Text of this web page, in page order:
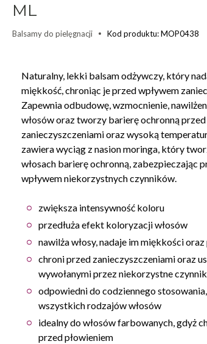
ML
Balsamy do pielęgnacji Kod produktu: MOP0438
Naturalny, lekki balsam odżywczy, który
miękkość, chroniąc je przed wpływem
Zapewnia odbudowę, wzmocnienie,
włosów oraz tworzy barierę ochronną przed
zanieczyszczeniami oraz wysoką
zawiera wyciąg z nasion moringa, który
włosach barierę ochronną, zabezpieczając
wpływem niekorzystnych czynników.
zwiększa intensywność koloru
przedłuża efekt koloryzacji włosów
nawilża włosy, nadaje im miękkości oraz
chroni przed zanieczyszczeniami oraz
wywołanymi przez niekorzystne
odpowiedni do codziennego
wszystkich rodzajów włosów
idealny do włosów farbowanych, gdyż
przed płowieniem